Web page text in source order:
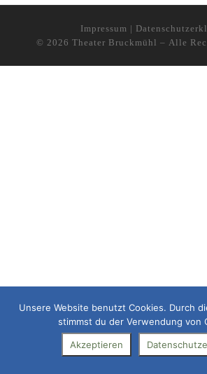
Impressum |
© 2026 Theater Bruckmühl – Alle
Unsere Website benutzt Cookies. Durch
stimmst du der Verwendung von
Akzeptieren